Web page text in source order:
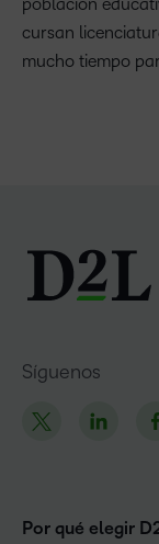
población
cursan
mucho tiempo
Síguenos
Por qué elegir